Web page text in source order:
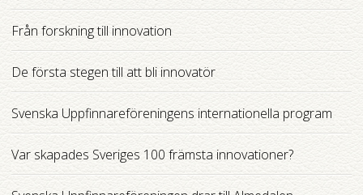
Från forskning till innovation
De första stegen till att bli innovatör
Svenska Uppfinnareföreningens internationella program
Var skapades Sveriges 100 främsta innovationer?